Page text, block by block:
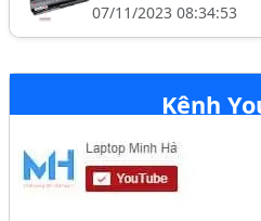
07/11/2023 08:34:53
Kênh